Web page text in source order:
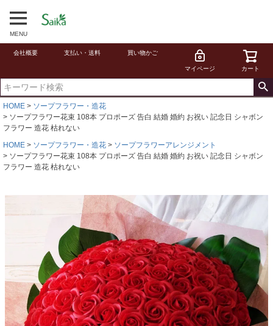
MENU
会社概要 支払い・送料 買い物かご
マイページ カート
HOME
ソープフラワー・造花
ソープフラワー花束 108本 プロポーズ 告白 結婚 婚約 お祝い 記念日 シャボン
フラワー 造花 枯れない
HOME
ソープフラワー・造花
ソープフラワーアレンジメント
ソープフラワー花束 108本 プロポーズ 告白 結婚 婚約 お祝い 記念日 シャボン
フラワー 造花 枯れない